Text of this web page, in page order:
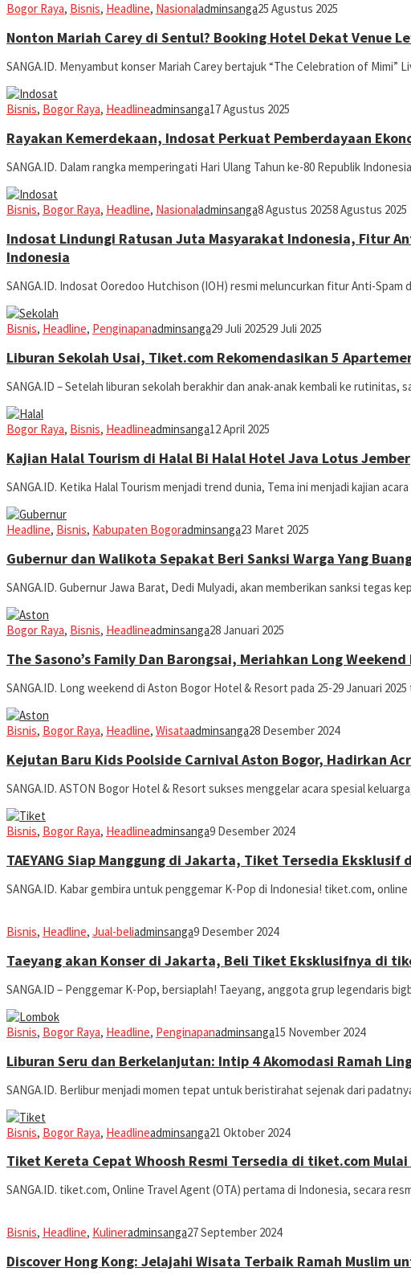
Bogor Raya, Bisnis, Headline, Nasionaladminsanga25 Agustus 2025
Nonton Mariah Carey di Sentul? Booking Hotel Dekat Venue
SANGA.ID. Menyambut konser Mariah Carey bertajuk “The Celebration of Mimi”
Bisnis, Bogor Raya, Headlineadminsanga17 Agustus 2025
Rayakan Kemerdekaan, Indosat Perkuat Pemberdayaan
SANGA.ID. Dalam rangka memperingati Hari Ulang Tahun ke-80 Republik
Bisnis, Bogor Raya, Headline, Nasionaladminsanga8 Agustus 20258 Agustus 2025
Indosat Lindungi Ratusan Juta Masyarakat Indonesia, Fitur
Indonesia
SANGA.ID. Indosat Ooredoo Hutchison (IOH) resmi meluncurkan fitur Anti-
Bisnis, Headline, Penginapanadminsanga29 Juli 202529 Juli 2025
Liburan Sekolah Usai, Tiket.com Rekomendasikan 5
SANGA.ID – Setelah liburan sekolah berakhir dan anak-anak kembali ke rutinitas,
Bogor Raya, Bisnis, Headlineadminsanga12 April 2025
Kajian Halal Tourism di Halal Bi Halal Hotel Java Lotus Jember
SANGA.ID. Ketika Halal Tourism menjadi trend dunia, Tema ini menjadi kajian
Headline, Bisnis, Kabupaten Bogoradminsanga23 Maret 2025
Gubernur dan Walikota Sepakat Beri Sanksi Warga Yang
SANGA.ID. Gubernur Jawa Barat, Dedi Mulyadi, akan memberikan sanksi tegas
Bogor Raya, Bisnis, Headlineadminsanga28 Januari 2025
The Sasono’s Family Dan Barongsai, Meriahkan Long
SANGA.ID. Long weekend di Aston Bogor Hotel & Resort pada 25-29 Januari
Bisnis, Bogor Raya, Headline, Wisataadminsanga28 Desember 2024
Kejutan Baru Kids Poolside Carnival Aston Bogor, Hadirkan
SANGA.ID. ASTON Bogor Hotel & Resort sukses menggelar acara spesial
Bisnis, Bogor Raya, Headlineadminsanga9 Desember 2024
TAEYANG Siap Manggung di Jakarta, Tiket Tersedia
SANGA.ID. Kabar gembira untuk penggemar K-Pop di Indonesia! tiket.com,
Bisnis, Headline, Jual-beliadminsanga9 Desember 2024
Taeyang akan Konser di Jakarta, Beli Tiket Eksklusifnya di
SANGA.ID – Penggemar K-Pop, bersiaplah! Taeyang, anggota grup legendaris
Bisnis, Bogor Raya, Headline, Penginapanadminsanga15 November 2024
Liburan Seru dan Berkelanjutan: Intip 4 Akomodasi Ramah
SANGA.ID. Berlibur menjadi momen tepat untuk beristirahat sejenak dari
Bisnis, Bogor Raya, Headlineadminsanga21 Oktober 2024
Tiket Kereta Cepat Whoosh Resmi Tersedia di tiket.com Mulai
SANGA.ID. tiket.com, Online Travel Agent (OTA) pertama di Indonesia, secara
Bisnis, Headline, Kulineradminsanga27 September 2024
Discover Hong Kong: Jelajahi Wisata Terbaik Ramah Muslim